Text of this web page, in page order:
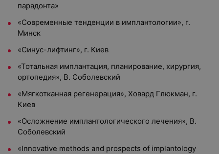
парадонта»
«Современные тенденции в имплантологии», г.
Минск
«Синус-лифтинг», г. Киев
«Тотальная имплантация, планирование, хирургия,
ортопедия», В. Соболевский
«Мягкотканная регенерация», Ховард Глюкман, г.
Киев
«Осложнение имплантологического лечения», В.
Соболевский
«Innovative methods and prospects of implantology